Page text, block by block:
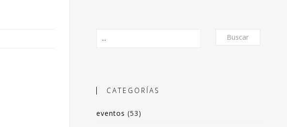
Buscar
CATEGORÍAS
eventos (53)